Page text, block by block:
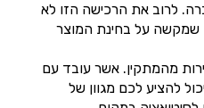
לרוב את הרכישה הזו לא
שמקשה על בחינת המוצר
מהמתקין. אשר עובד עם
להציע לכם מגוון של